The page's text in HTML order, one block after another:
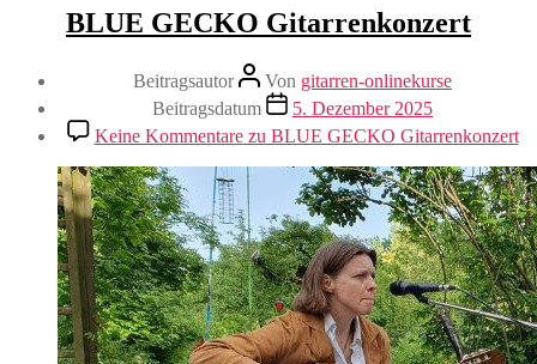
BLUE GECKO Gitarrenkonzert
Beitragsautor Von gitarren-onlinekurse
Beitragsdatum
5. Dezember 2025
Keine Kommentarezu BLUE GECKO Gitarrenkonzert